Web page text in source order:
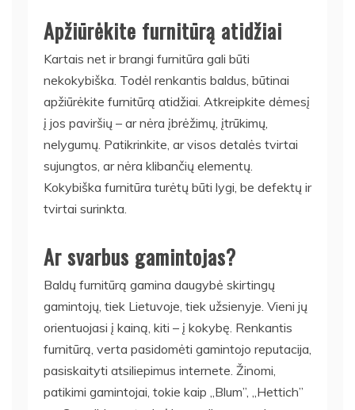
Apžiūrėkite furnitūrą atidžiai
Kartais net ir brangi furnitūra gali būti
nekokybiška. Todėl renkantis baldus, būtinai
apžiūrėkite furnitūrą atidžiai. Atkreipkite dėmesį
į jos paviršių – ar nėra įbrėžimų, įtrūkimų,
nelygumų. Patikrinkite, ar visos detalės tvirtai
sujungtos, ar nėra klibančių elementų.
Kokybiška furnitūra turėtų būti lygi, be defektų ir
tvirtai surinkta.
Ar svarbus gamintojas?
Baldų furnitūrą gamina daugybė skirtingų
gamintojų, tiek Lietuvoje, tiek užsienyje. Vieni jų
orientuojasi į kainą, kiti – į kokybę. Renkantis
furnitūrą, verta pasidomėti gamintojo reputacija,
pasiskaityti atsiliepimus internete. Žinomi,
patikimi gamintojai, tokie kaip „Blum”, „Hettich”